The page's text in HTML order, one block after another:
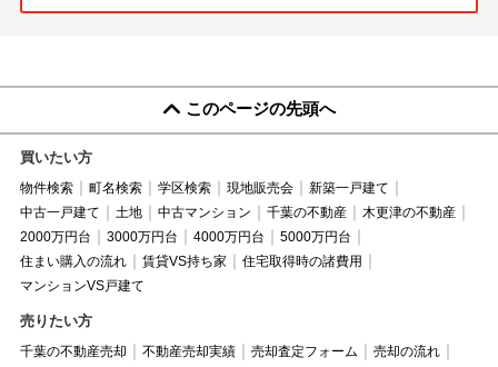
このページの先頭へ
買いたい方
物件検索 町名検索 学区検索 現地販売会
新築一戸建て
中古一戸建て
土地 中古マンション 千葉の不動産
木更津の不動産
2000万円台
3000万円台 4000万円台
5000万円台
住まい購入の流れ
賃貸VS持ち家
住宅取得時の諸費用
マンションVS戸建て
売りたい方
千葉の不動産売却 不動産売却実績 売却査定フォーム
売却の流れ